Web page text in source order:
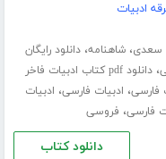
ادبیات
سعدی،شاهنامه،دانلود رایگان
،
دانلود pdf کتاب ادبیات فاخر
فارسی، ادبیات فارسی، ادبیات
فارسی، فروسی
دانلود کتاب